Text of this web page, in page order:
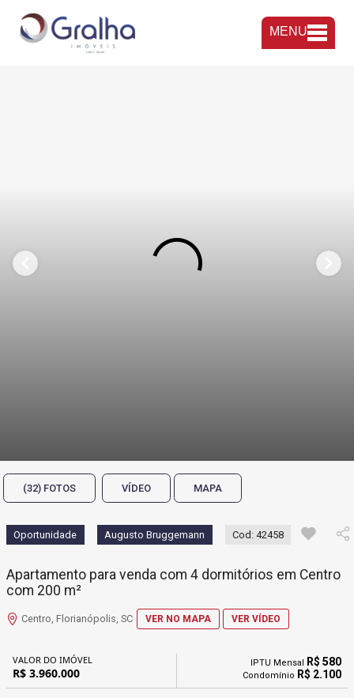
MENU
(32) FOTOS VÍDEO MAPA
Oportunidade Augusto Bruggemann Cod: 42458
Apartamento para venda com 4 dormitórios em Centro
com 200 m²
Centro, Florianópolis, SC VER NO MAPA VER VÍDEO
VALOR DO IMÓVEL
R$ 3.960.000
IPTU Mensal R$ 580
Condomínio R$ 2.100